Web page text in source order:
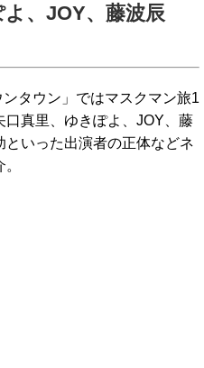
、JOY、藤波辰
タウン」ではマスクマン旅1
真里、ゆきぽよ、JOY、藤
いった出演者の正体などネ